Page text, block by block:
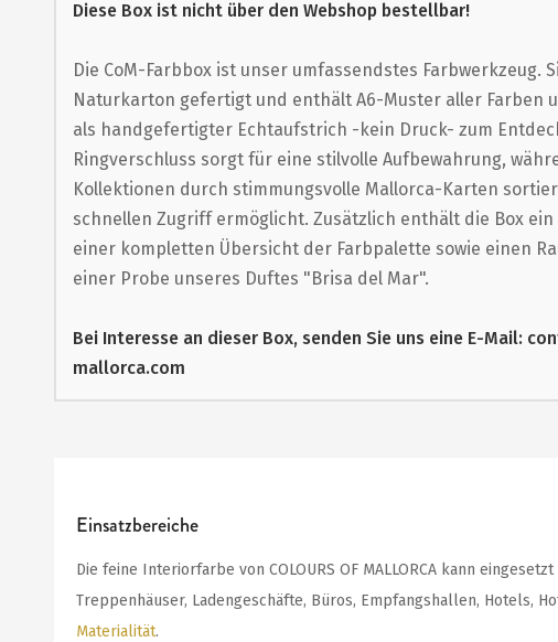
Bildergalerie
springen
Diese Box ist nicht über den Webshop bestellbar!
Die CoM-Farbbox ist unser umfassendstes Farbwerkzeug.
Naturkarton gefertigt und enthält A6-Muster aller Farben
als handgefertigter Echtaufstrich -kein Druck- zum
Ringverschluss sorgt für eine stilvolle Aufbewahrung,
Kollektionen durch stimmungsvolle Mallorca-Karten
schnellen Zugriff ermöglicht. Zusätzlich enthält die Box
einer kompletten Übersicht der Farbpalette sowie einen
einer Probe unseres Duftes "Brisa del Mar".
Bei Interesse an dieser Box, senden Sie uns eine E-Mail:
mallorca.com
Einsatzbereiche
Die feine Interiorfarbe von COLOURS OF MALLORCA kann
Treppenhäuser, Ladengeschäfte, Büros, Empfangshallen, Hotels,
Materialität.